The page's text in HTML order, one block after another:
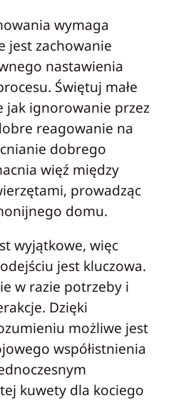
wymaga
jest zachowanie
nastawienia
Świętuj małe
jak ignorowanie przez
reagowanie na
dobrego
więź między
prowadząc
domu.
wyjątkowe, więc
jest kluczowa.
w razie potrzeby i
Dzięki
możliwe jest
współistnienia
kuwety dla kociego